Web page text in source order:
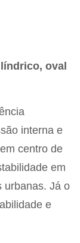
oval
interna e
centro de
em
urbanas. Já o
e